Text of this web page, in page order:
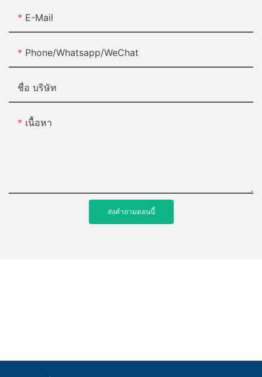
E-Mail
Phone/Whatsapp/WeChat
ชื่อ บริษัท
เนื้อหา
ส่งคำถามตอนนี้